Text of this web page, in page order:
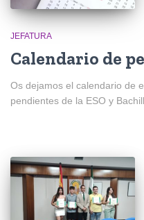
JEFATURA
Calendario de
Os dejamos el calendario de
pendientes de la ESO y